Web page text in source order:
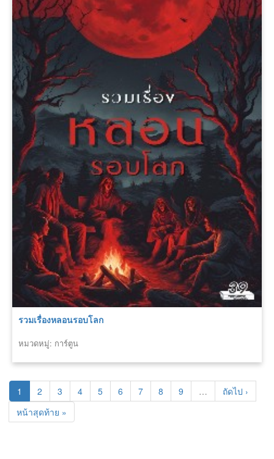
รวมเรื่องหลอนรอบโลก
หมวดหมู่: การ์ตูน
1 2 3 4 5 6 7 8 9 …
ถัดไป ›
หน้าสุดท้าย »